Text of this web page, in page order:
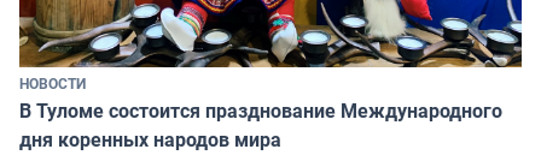
НОВОСТИ
В Туломе состоится празднование Международного
дня коренных народов мира